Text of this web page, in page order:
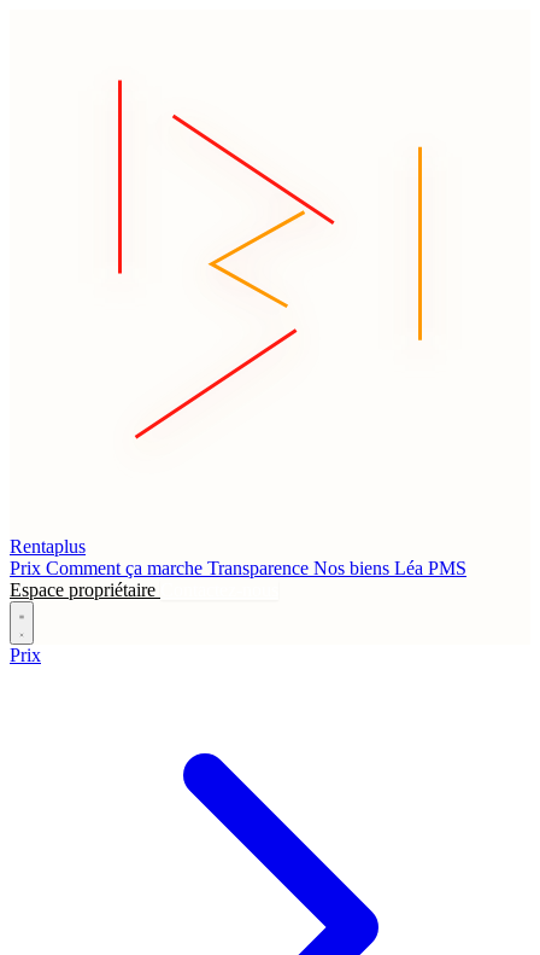
Rentaplus
Prix Comment ça marche Transparence Nos biens Léa PMS
Espace propriétaire
Prix